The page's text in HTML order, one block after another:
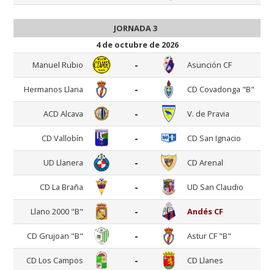
JORNADA 3
4 de octubre de 2026
Manuel Rubio
- Asunción CF
Hermanos Llana - CD Covadonga "B"
ACD Alcava - V. de Pravia
CD Vallobín - CD San Ignacio
UD Llanera - CD Arenal
CD La Braña - UD San Claudio
Llano 2000 "B" - Andés CF
CD Grujoan "B" - Astur CF "B"
CD Los Campos - CD Llanes